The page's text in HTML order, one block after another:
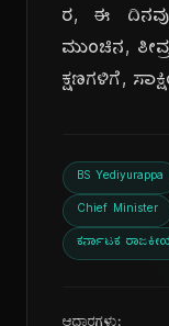
ರ, ಈ
ಮುಂಚಿನ,
ಕ್ಷಣಗಳಿಗೆ,
BS Yediyurappa
Chief Minister
ಕರ್ನಾಟಕ